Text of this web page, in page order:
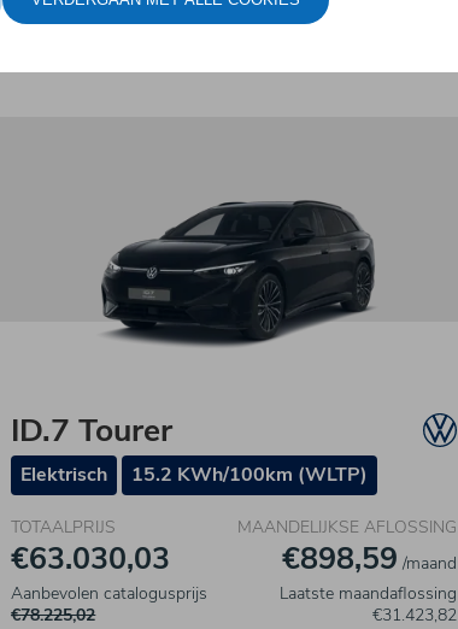
ID.7 Tourer
Elektrisch 15.2 KWh/100km (WLTP)
TOTAALPRIJS
€63.030,03
Aanbevolen catalogusprijs
€78.225,02
MAANDELIJKSE AFLOSSING
€898,59 /maand
Laatste maandaflossing
€31.423,82